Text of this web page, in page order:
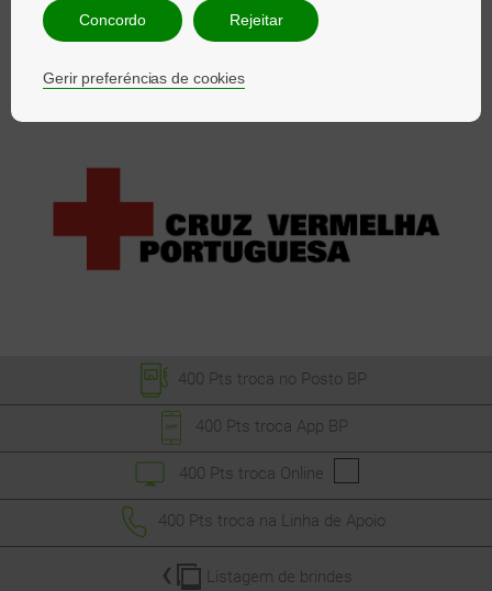
Concordo Rejeitar
Gerir preferéncias de cookies
solidariedade. Não é obrigatório estar registado no BP premierplus para poder trocar os
pontos por esta doação. Uma vez redimidos os pontos, não será possível a sua
400 Pts troca no Posto BP
400 Pts troca App BP
400 Pts troca Online
400 Pts troca na Linha de Apoio
Listagem de brindes